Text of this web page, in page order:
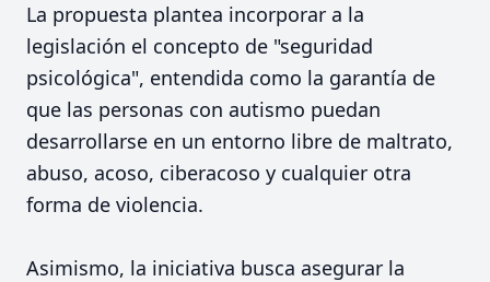
La propuesta plantea incorporar a la
legislación el concepto de "seguridad
psicológica", entendida como la garantía de
que las personas con autismo puedan
desarrollarse en un entorno libre de maltrato,
abuso, acoso, ciberacoso y cualquier otra
forma de violencia.
Asimismo, la iniciativa busca asegurar la